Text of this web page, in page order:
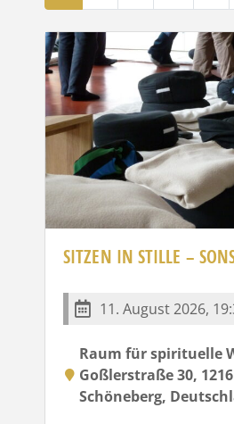
SITZEN IN STILLE –
11. August 2026,
Raum für spirituelle
Goßlerstraße 30,
Schöneberg,